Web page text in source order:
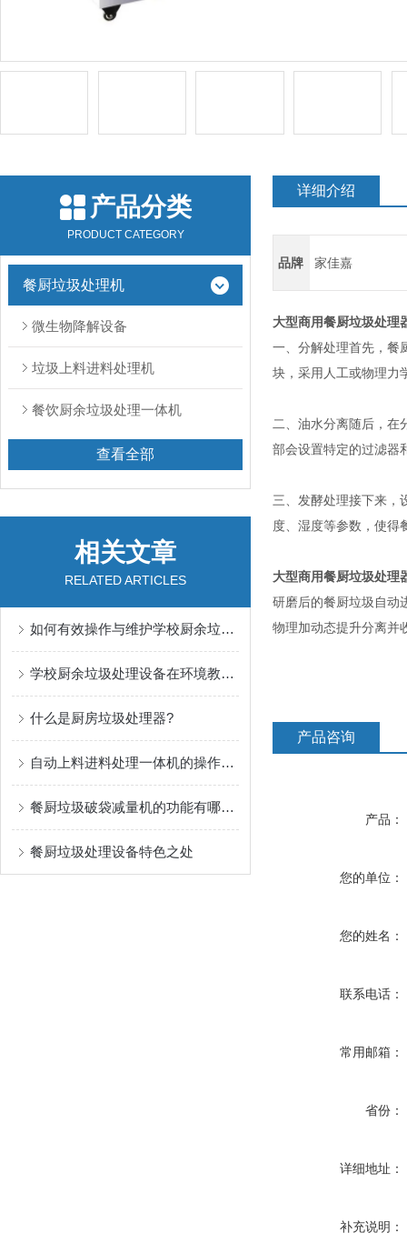
产品分类
PRODUCT CATEGORY
餐厨垃圾处理机
微生物降解设备
垃圾上料进料处理机
餐饮厨余垃圾处理一体机
查看全部
相关文章
RELATED ARTICLES
如何有效操作与维护学校厨余垃圾处理设备
学校厨余垃圾处理设备在环境教育中的应用与效果
什么是厨房垃圾处理器?
自动上料进料处理一体机的操作注意事项
餐厨垃圾破袋减量机的功能有哪些？
餐厨垃圾处理设备特色之处
详细介绍
品牌 家佳嘉
大型商用餐厨垃圾处理
一、分解处理首先，餐
块，采用人工或物理力
二、油水分离随后，在
部会设置特定的过滤器
三、发酵处理接下来，
度、湿度等参数，使得
大型商用餐厨垃圾处理
研磨后的餐厨垃圾自动
物理加动态提升分离并
产品咨询
产品：
您的单位：
您的姓名：
联系电话：
常用邮箱：
省份：
详细地址：
补充说明：